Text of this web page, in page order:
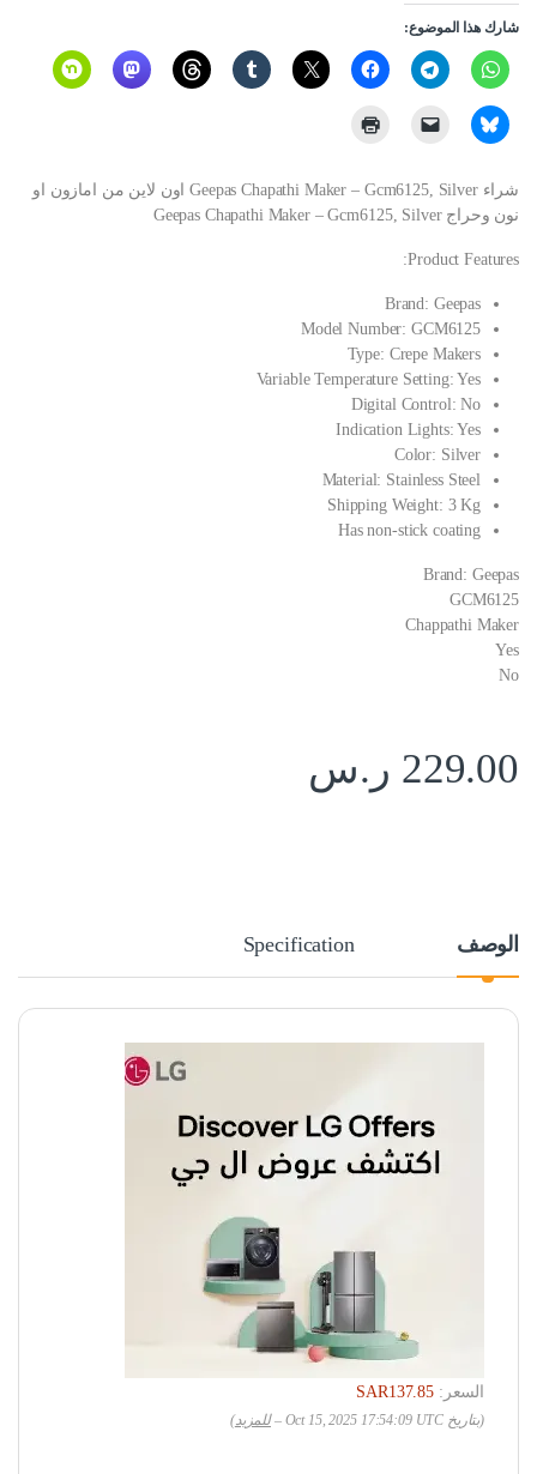
شارك هذا الموضوع:
شراء Geepas Chapathi Maker – Gcm6125, Silver اون لاين من امازون او
نون وحراج Geepas Chapathi Maker – Gcm6125, Silver
Product Features:
Brand: Geepas
Model Number: GCM6125
Type: Crepe Makers
Variable Temperature Setting: Yes
Digital Control: No
Indication Lights: Yes
Color: Silver
Material: Stainless Steel
Shipping Weight: 3 Kg
Has non-stick coating
Brand: Geepas
GCM6125
Chappathi Maker
Yes
No
229.00 ر.س
الوصف Specification
السعر:SAR137.85
(بتاريخ Oct 15, 2025 17:54:09 UTC – للمزيد)